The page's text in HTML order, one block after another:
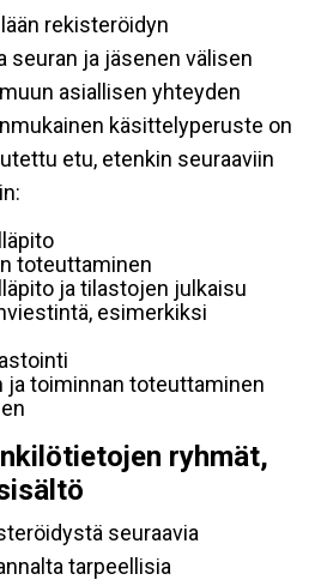
rekisteröidyn
seuran ja jäsenen välisen
asiallisen yhteyden
käsittelyperuste on
etu, etenkin seuraaviin
toteuttaminen
ja tilastojen julkaisu
esimerkiksi
ja toiminnan toteuttaminen
ryhmät,
seuraavia
tarpeellisia